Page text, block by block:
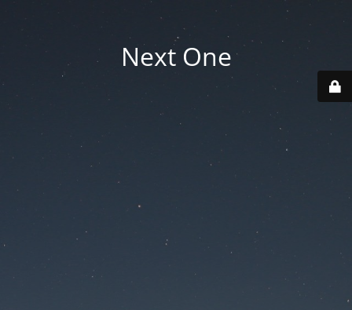
Next One